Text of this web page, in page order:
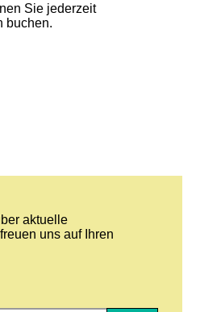
Sie jederzeit
buchen.
aktuelle
uns auf Ihren